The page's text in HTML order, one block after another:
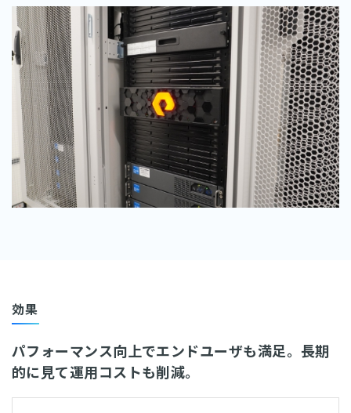
効果
パフォーマンス向上でエンドユーザも満足。長期
的に見て運用コストも削減。